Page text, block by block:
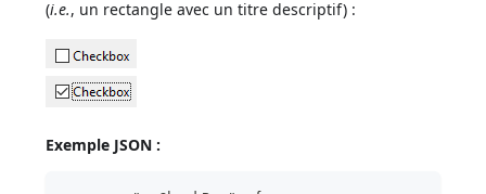
(i.e., un rectangle avec un titre descriptif) :
Exemple JSON :